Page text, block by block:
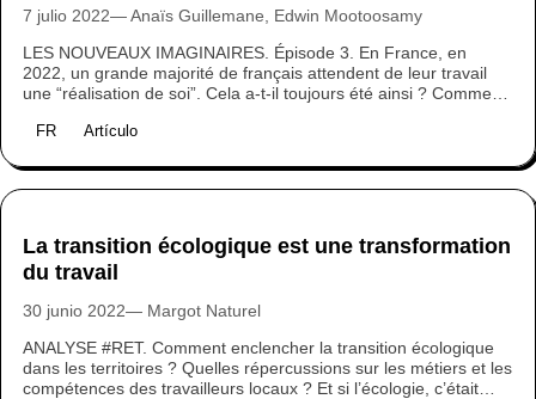
7 julio 2022 Anaïs Guillemane, Edwin Mootoosamy
LES NOUVEAUX IMAGINAIRES. Épisode 3. En France, en
2022, un grande majorité de français attendent de leur travail
une “réalisation de soi”. Cela a-t-il toujours été ainsi ? Comment
travail ? Comment y remédier ?
FR Artículo
La transition écologique est une transformation
du travail
30 junio 2022 Margot Naturel
ANALYSE #RET. Comment enclencher la transition écologique
dans les territoires ? Quelles répercussions sur les métiers et les
compétences des travailleurs locaux ? Et si l’écologie, c’était